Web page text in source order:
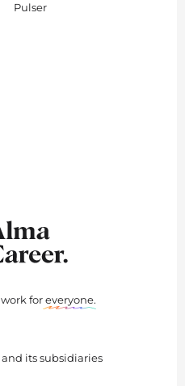
Pulser
foreveryone.
its subsidiaries